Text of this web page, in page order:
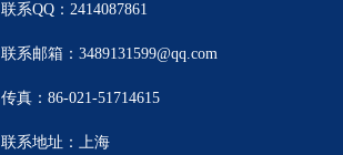
联系QQ：2414087861
联系邮箱：3489131599@qq.com
传真：86-021-51714615
联系地址：上海